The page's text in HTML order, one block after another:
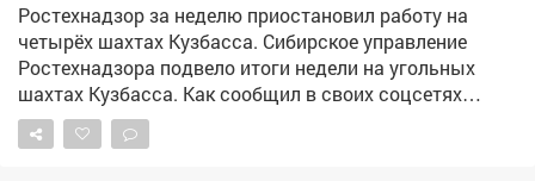
Ростехнадзор за неделю приостановил работу на
четырёх шахтах Кузбасса. Сибирское управление
Ростехнадзора подвело итоги недели на угольных
шахтах Кузбасса. Как сообщил в своих соцсетях
помощник руководителя Ростехнадзора Андрей Виль ,
с 23 по 29 июля составлено 4 протокола о временном